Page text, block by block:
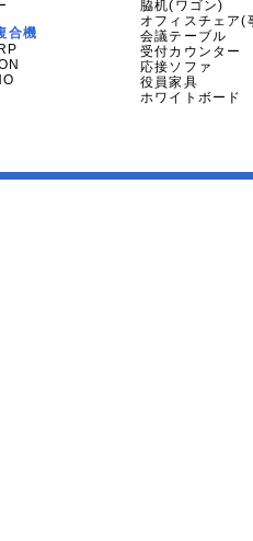
合機
脇机(ワゴン)
オフィスチェア(
会議テーブル
受付カウンター
応接ソファ
役員家具
ホワイトボード